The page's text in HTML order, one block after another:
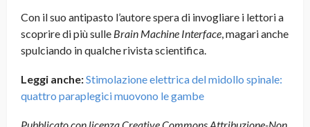
Con il suo antipasto l’autore spera di invogliare i lettori a
scoprire di più sulle Brain Machine Interface , magari anche
spulciando in qualche rivista scientifica.
Leggi anche:Stimolazione elettrica del midollo spinale:
quattro paraplegici muovono le gambe
Pubblicato con licenza Creative Commons Attribuzione-Non